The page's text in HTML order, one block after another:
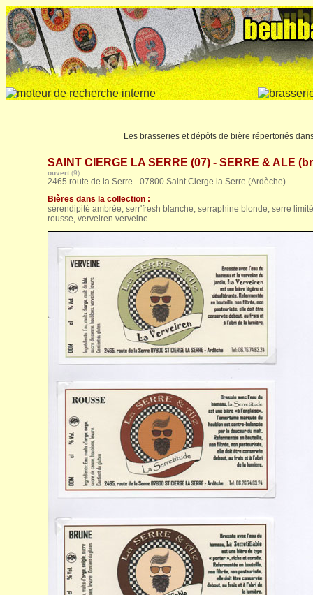
Les brasseries et dépôts de bière répertoriés
SAINT CIERGE LA SERRE (07) - SERRE & ALE
ouvert (9)
2465 route de la Serre - 07800 Saint Cierge la Serre (Ardèche)
Bières dans la collection :
sérendipité ambrée, serr'fresh blanche, serraphine blonde, serre
rousse, verveiren verveine